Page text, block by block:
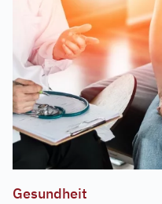
Gesundheit